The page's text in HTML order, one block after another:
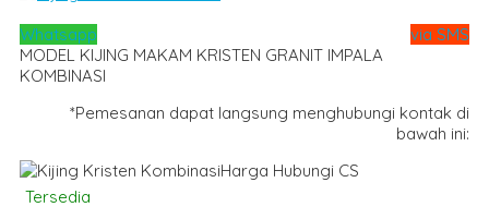
Whatsapp
via SMS
MODEL KIJING MAKAM KRISTEN GRANIT IMPALA
KOMBINASI
*Pemesanan dapat langsung menghubungi kontak di
bawah ini:
Harga Hubungi CS
Tersedia